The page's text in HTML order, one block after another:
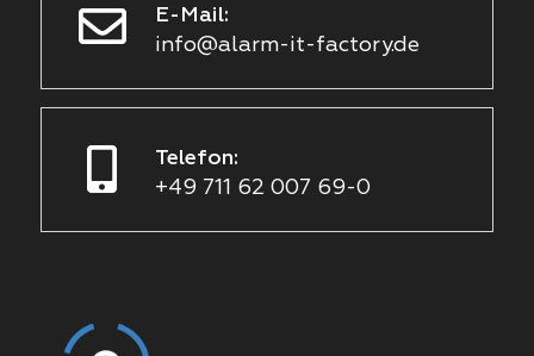
E-Mail:
info@alarm-it-factory.de
Telefon:
+49 711 62 007 69-0